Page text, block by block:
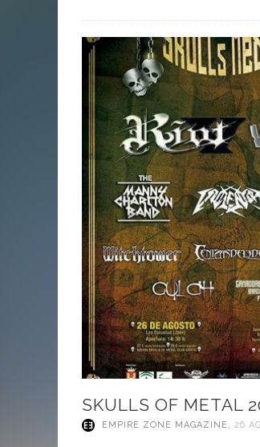
SKULLS OF METAL
EMPIRE ZONE MAGAZINE, 26